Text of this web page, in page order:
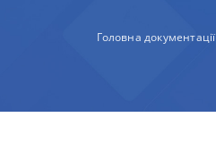
Головна документації